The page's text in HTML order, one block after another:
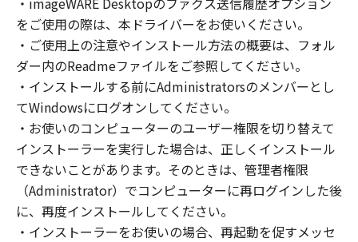
コンピューターの使用者に本契約書上の義務お
よび条件を遵守させるとともに、その履行に関
し全責任を負うことを条件とします。
(2) お客様は、上記(1)に基づいて「本ソフトウ
ェア」を使用するためのバックアップとして、
「本ソフトウェア」を１部、複製することがで
きます。
(3) 上記(1)および(2)に定める場合を除き、キヤ
ノンまたはキヤノンのライセンサーのいかなる
知的財産権も、明示たると黙示たるとを問わ
ず、本契約書によってお客様に譲渡あるいは許
諾されるものではありません。
をご使用の際は、本ドライバーをお使いください。
・ご使用上の注意やインストール方法の概要は、フォル
ダー内のReadmeファイルをご参照してください。
・インストールする前にAdministratorsのメンバーとし
てWindowsにログオンしてください。
・お使いのコンピューターのユーザー権限を切り替えて
インストーラーを実行した場合は、正しくインストール
できないことがあります。そのときは、管理者権限
（Administrator）でコンピューターに再ログインした後
に、再度インストールしてください。
・インストーラーをお使いの場合、再起動を促すメッセ